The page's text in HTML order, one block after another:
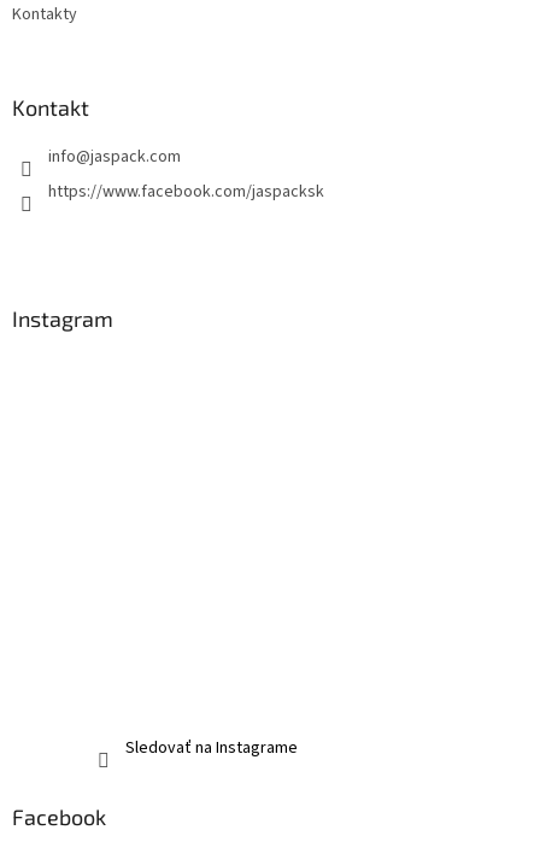
Kontakty
Kontakt
info@jaspack.com
https://www.facebook.com/jaspacksk
Instagram
Sledovať na Instagrame
Facebook